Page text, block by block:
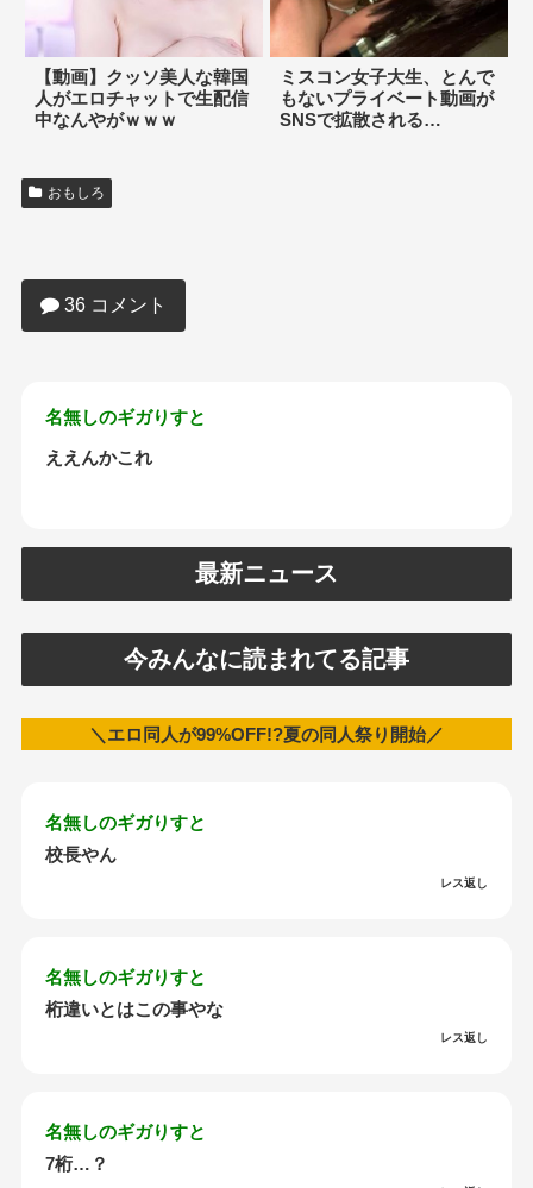
【動画】クッソ美人な韓国
人がエロチャットで生配信
中なんやがｗｗｗ
ミスコン女子大生、とんで
もないプライベート動画が
SNSで拡散される…
おもしろ
ょっと私多くて…」
36 コメント
名無しのギガりすと
ええんかこれ
最新ニュース
今みんなに読まれてる記事
＼エロ同人が99%OFF!?夏の同人祭り開始／
名無しのギガりすと
校長やん
レス返し
名無しのギガりすと
桁違いとはこの事やな
レス返し
名無しのギガりすと
7桁…？